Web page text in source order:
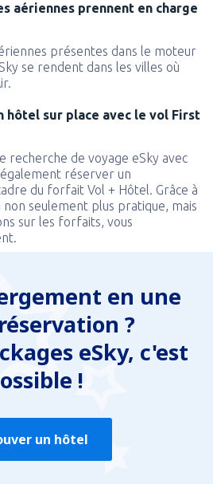
aériennes prennent en charge
présentes dans le moteur
se rendent dans les villes où
sur place avec le vol First
recherche de voyage eSky avec
réserver un
du forfait Vol + Hôtel. Grâce à
seulement plus pratique, mais
sur les forfaits, vous
en une
?
eSky, c'est
!
un hôtel